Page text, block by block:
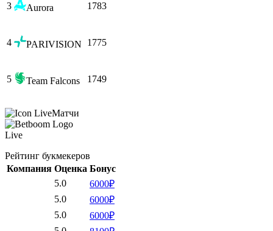
3 Aurora 1783
4 PARIVISION 1775
5 Team Falcons 1749
Матчи
Live
Рейтинг букмекеров
Компания Оценка Бонус
5.0
6000₽
5.0
6000₽
5.0
6000₽